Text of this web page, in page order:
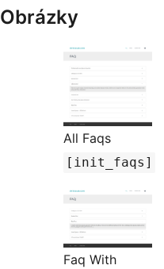
Obrázky
All Faqs
[init_faqs]
Faq With